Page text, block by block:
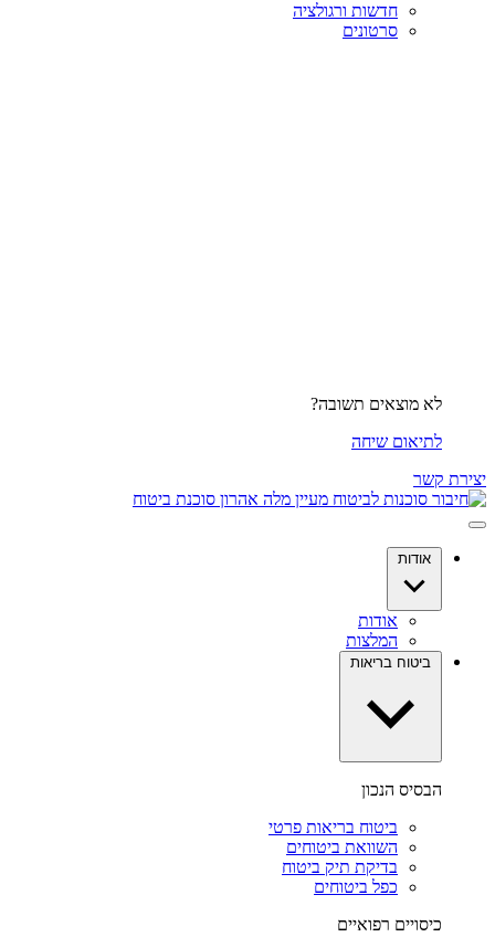
חדשות ורגולציה
סרטונים
לא מוצאים תשובה?
לתיאום שיחה
יצירת קשר
אודות
אודות
המלצות
ביטוח בריאות
הבסיס הנכון
ביטוח בריאות פרטי
השוואת ביטוחים
בדיקת תיק ביטוח
כפל ביטוחים
כיסויים רפואיים